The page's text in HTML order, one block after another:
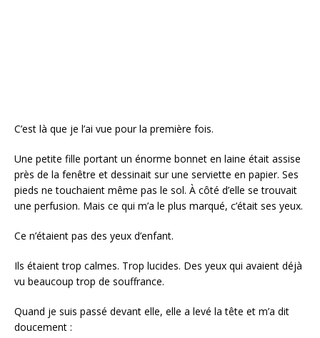
C’est là que je l’ai vue pour la première fois.
Une petite fille portant un énorme bonnet en laine était assise
près de la fenêtre et dessinait sur une serviette en papier. Ses
pieds ne touchaient même pas le sol. À côté d’elle se trouvait
une perfusion. Mais ce qui m’a le plus marqué, c’était ses yeux.
Ce n’étaient pas des yeux d’enfant.
Ils étaient trop calmes. Trop lucides. Des yeux qui avaient déjà
vu beaucoup trop de souffrance.
Quand je suis passé devant elle, elle a levé la tête et m’a dit
doucement :